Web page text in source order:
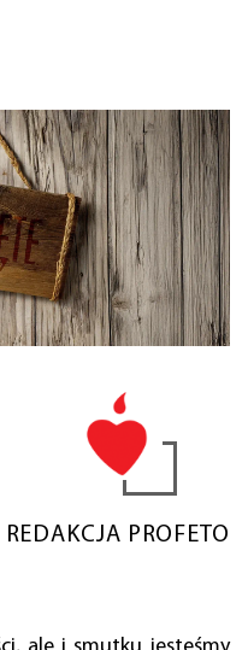
REDAKCJA PROFETO